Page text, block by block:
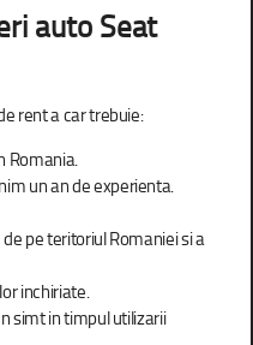
autoSeat
rent a car trebuie:
Romania.
un an de experienta.
pe teritoriul Romaniei si a
inchiriate.
simt in timpul utilizarii